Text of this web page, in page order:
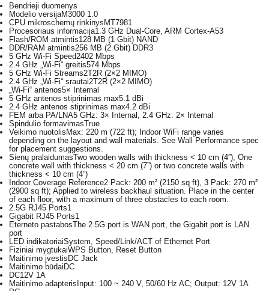
Bendrieji duomenys
Modelio versijaM3000 1.0
CPU mikroschemų rinkinysMT7981
Procesoriaus informacija1.3 GHz Dual-Core, ARM Cortex-A53
Flash/ROM atmintis128 MB (1 Gbit) NAND
DDR/RAM atmintis256 MB (2 Gbit) DDR3
5 GHz Wi-Fi Speed2402 Mbps
2.4 GHz „Wi-Fi“ greitis574 Mbps
5 GHz Wi-Fi Streams2T2R (2×2 MIMO)
2.4 GHz „Wi-Fi“ srautai2T2R (2×2 MIMO)
„Wi-Fi“ antenos5× Internal
5 GHz antenos stiprinimas max5.1 dBi
2.4 GHz antenos stiprinimas max4.2 dBi
FEM arba PA/LNA5 GHz: 3× Internal, 2.4 GHz: 2× Internal
Spindulio formavimasTrue
Veikimo nuotolisMax: 220 m (722 ft); Indoor WiFi range varies
depending on the layout and wall materials. See Wall Performance spec
for placement suggestions.
Sienų pralaidumasTwo wooden walls with thickness < 10 cm (4”), One
concrete wall with thickness < 20 cm (7”) or two concrete walls with
thickness < 10 cm (4”)
Indoor Coverage Reference2 Pack: 200 m² (2150 sq ft), 3 Pack: 270 m²
(2900 sq ft); Applied to wireless backhaul situation. Place in the center
of each floor, with a maximum of three obstacles to each room.
2.5G RJ45 Ports1
Gigabit RJ45 Ports1
Eterneto pastabosThe 2.5G port is WAN port, the Gigabit port is LAN
port
LED indikatoriaiSystem, Speed/Link/ACT of Ethernet Port
Fiziniai mygtukaiWPS Button, Reset Button
Maitinimo įvestisDC Jack
Maitinimo būdaiDC
DC12V 1A
Maitinimo adapterisInput: 100 ~ 240 V, 50/60 Hz AC; Output: 12V 1A